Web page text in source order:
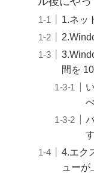
1.ネッ
間を
4.エク
ュー